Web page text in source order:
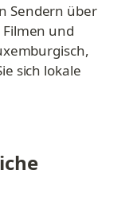
Sendern über
und
sich lokale